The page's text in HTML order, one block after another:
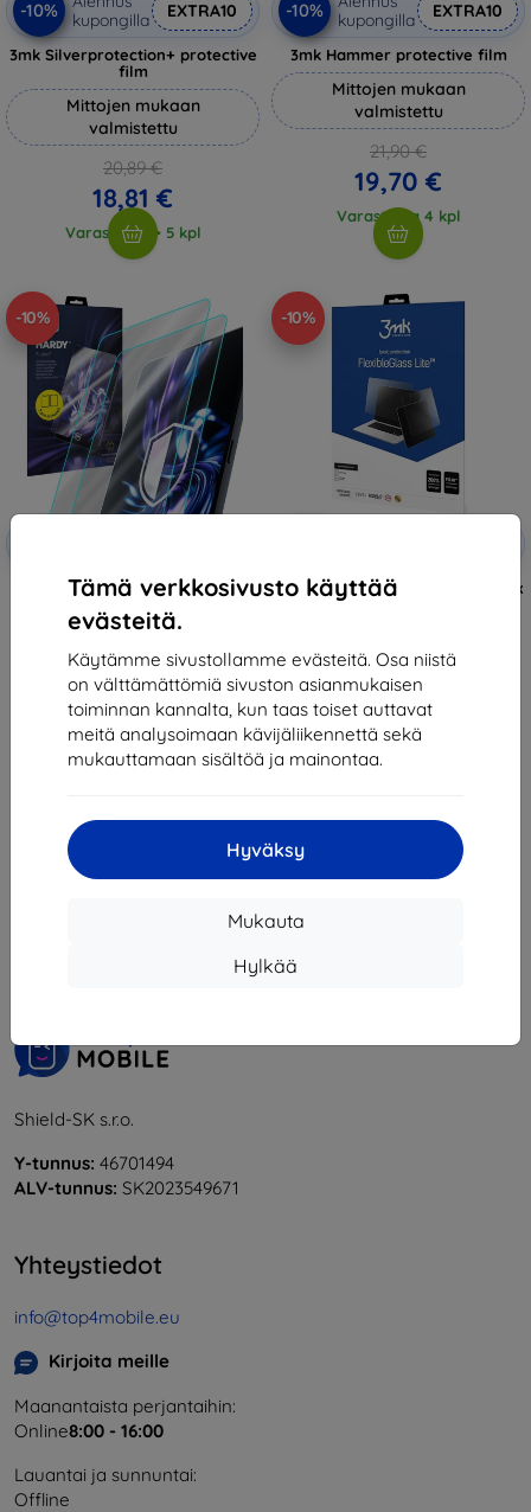
Tämä verkkosivusto käyttää
evästeitä.
Käytämme sivustollamme evästeitä. Osa niistä
on välttämättömiä sivuston asianmukaisen
toiminnan kannalta, kun taas toiset auttavat
meitä analysoimaan kävijäliikennettä sekä
mukauttamaan sisältöä ja mainontaa.
Hyväksy
Mukauta
Hylkää
-10%
kupongilla
EXTRA10
3mk Silverprotection+ protective
film
Mittojen mukaan
valmistettu
20,89 €
18,81 €
Varastossa > 5 kpl
-10%
kupongilla
EXTRA10
3mk Hammer protective film
Mittojen mukaan
valmistettu
21,90 €
19,70 €
Varastossa 4 kpl
-10%
3mk Hardy Fusion Hybrid glass
for Onyx Boox Leaf 2
24,90 €
22,41 €
Varastossa > 5 kpl
-10%
3MK FlexibleGlass Lite Onyx Boox
Leaf 2 Kevyt Hybridilasi Lite
11,61 €
Varastossa 2 kpl
yhteensä6.
Shield-SK s.r.o.
Y-tunnus: 46701494
ALV-tunnus: SK2023549671
Yhteystiedot
info@top4mobile.eu
Kirjoita meille
Maanantaista perjantaihin:
Online8:00 - 16:00
Lauantai ja sunnuntai:
Offline